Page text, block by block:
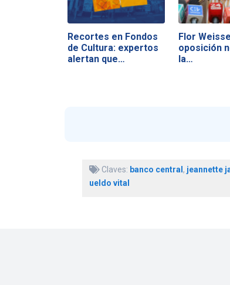
Recortes en Fondos
de Cultura: expertos
alertan que…
Flor
oposición
la…
Claves: banco central , jeannette
ueldo vital